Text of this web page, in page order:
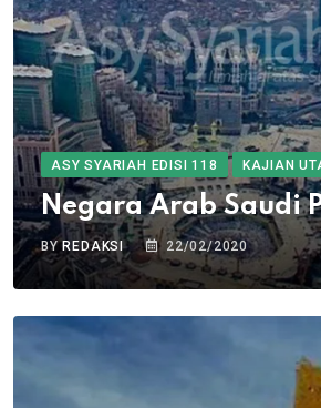
ASY SYARIAH EDISI 118 KAJIAN
Negara Arab Saudi
BYREDAKSI 22/02/2020